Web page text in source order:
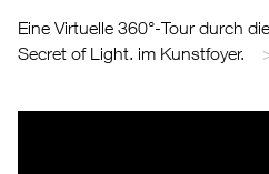
Eine Virtuelle 360°-Tour durch
Secret of Light. im Kunstfoyer.